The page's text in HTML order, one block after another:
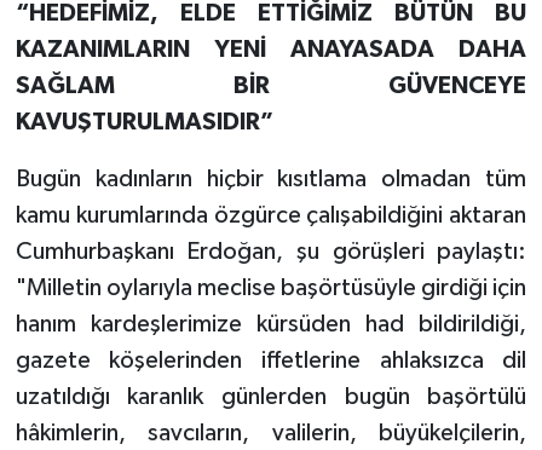
“HEDEFİMİZ, ELDE ETTİĞİMİZ BÜTÜN BU
KAZANIMLARIN YENİ ANAYASADA DAHA
SAĞLAM BİR GÜVENCEYE
KAVUŞTURULMASIDIR”
Bugün kadınların hiçbir kısıtlama olmadan tüm
kamu kurumlarında özgürce çalışabildiğini aktaran
Cumhurbaşkanı Erdoğan, şu görüşleri paylaştı:
"Milletin oylarıyla meclise başörtüsüyle girdiği için
hanım kardeşlerimize kürsüden had bildirildiği,
gazete köşelerinden iffetlerine ahlaksızca dil
uzatıldığı karanlık günlerden bugün başörtülü
hâkimlerin, savcıların, valilerin, büyükelçilerin,